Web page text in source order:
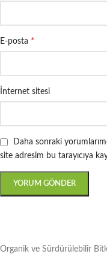
E-posta *
İnternet sitesi
Daha sonraki
site adresim bu tarayıcıya
Organik ve Sürdürülebilir